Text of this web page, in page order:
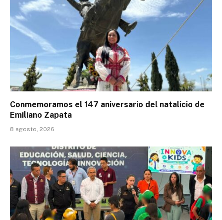
Conmemoramos el 147 aniversario del natalicio de
Emiliano Zapata
8 agosto, 2026